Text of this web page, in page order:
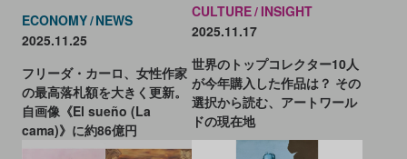
ECONOMY NEWS
2025.11.25
フリーダ・カーロ、女性作家
の最高落札額を大きく更新。
自画像《El sueño (La
cama)》に約86億円
CULTURE INSIGHT
2025.11.17
世界のトップコレクター10人
が今年購入した作品は？ その
選択から読む、アートワール
ドの現在地